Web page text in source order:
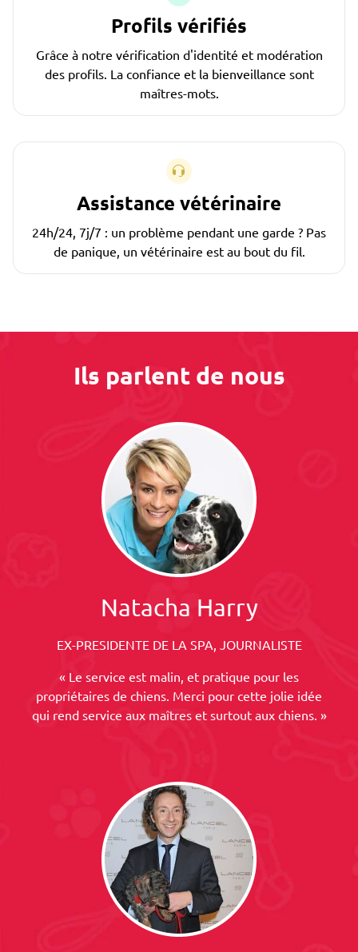
Profils vérifiés
Grâce à notre vérification d'identité et modération
des profils. La confiance et la bienveillance sont
maîtres-mots.
Assistance vétérinaire
24h/24, 7j/7 : un problème pendant une garde ? Pas
de panique, un vétérinaire est au bout du fil.
Ils parlent de nous
Natacha Harry
EX-PRESIDENTE DE LA SPA, JOURNALISTE
« Le service est malin, et pratique pour les
propriétaires de chiens. Merci pour cette jolie idée
qui rend service aux maîtres et surtout aux chiens. »